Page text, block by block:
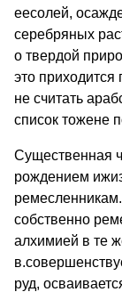
еесолей,
серебряных
о твердой
это
не считать
список тожене
Существенная
рождением
собственно
алхимией в те
руд,